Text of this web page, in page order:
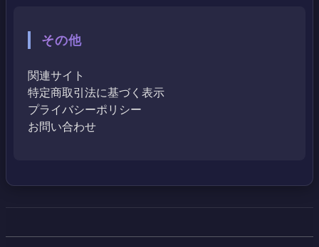
その他
関連サイト
特定商取引法に基づく表示
プライバシーポリシー
お問い合わせ